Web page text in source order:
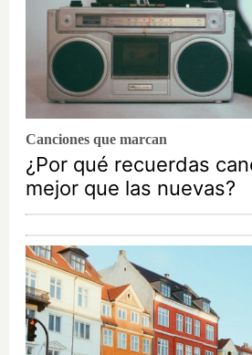
Canciones que marcan
¿Por qué recuerdas
mejor que las nuevas?